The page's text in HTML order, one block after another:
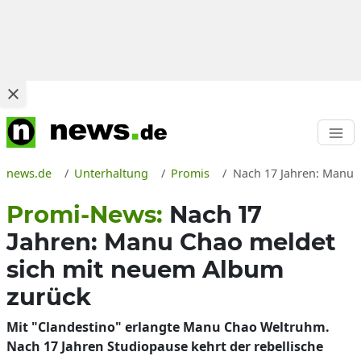
news.de Unterhaltung Promis Nach 17 Jahren:
Promi-News: Nach 17
Jahren: Manu Chao meldet
sich mit neuem Album
zurück
Mit "Clandestino" erlangte Manu Chao Weltruhm.
Nach 17 Jahren Studiopause kehrt der rebellische